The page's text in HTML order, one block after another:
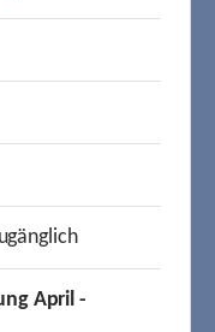
April -